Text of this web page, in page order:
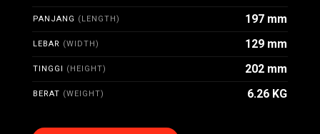
PANJANG (LENGTH) 197 mm
LEBAR (WIDTH) 129 mm
TINGGI (HEIGHT) 202 mm
BERAT (WEIGHT) 6.26 KG